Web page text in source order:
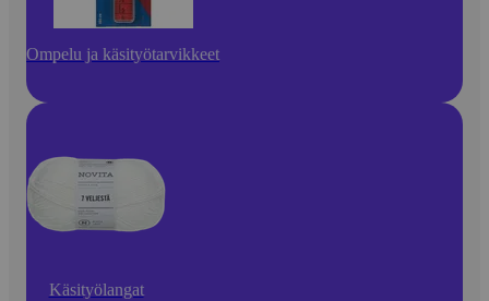
Ompelu ja käsityötarvikkeet
Käsityölangat